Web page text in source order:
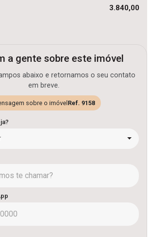
3.840,00
a gente sobre este imóvel
abaixo e retornamos o seu contato
em breve.
sobre o imóvel Ref. 9158